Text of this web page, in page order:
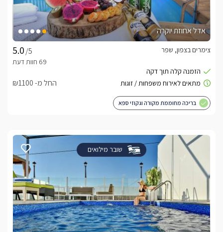
אדל אחוזת יוקרה
/5
צימרים בצפון, שפר
החל מ- ₪1100
בריכה מחוממת מקורה וגקוזי ספא
שובר מילואים